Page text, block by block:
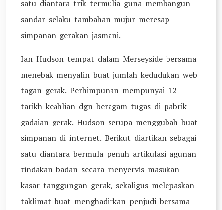
satu diantara trik termulia guna membangun
sandar selaku tambahan mujur meresap
simpanan gerakan jasmani.
Ian Hudson tempat dalam Merseyside bersama
menebak menyalin buat jumlah kedudukan web
tagan gerak. Perhimpunan mempunyai 12
tarikh keahlian dgn beragam tugas di pabrik
gadaian gerak. Hudson serupa menggubah buat
simpanan di internet. Berikut diartikan sebagai
satu diantara bermula penuh artikulasi agunan
tindakan badan secara menyervis masukan
kasar tanggungan gerak, sekaligus melepaskan
taklimat buat menghadirkan penjudi bersama